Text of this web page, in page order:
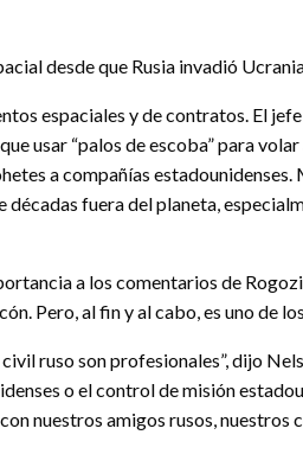
desde que Rusia invadió
espaciales y de contratos. El
usar “palos de escoba” para
a compañías
fuera del planeta,
a los comentarios de
Pero, al fin y al cabo, es uno de
ruso son profesionales”, dijo
o el control de misión
nuestros amigos rusos, nuestros